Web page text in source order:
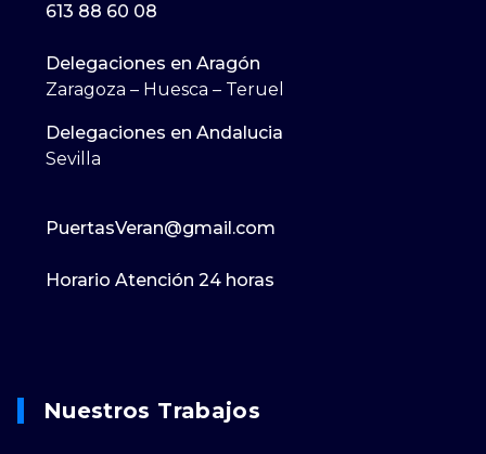
613 88 60 08
Delegaciones en Aragón
Zaragoza – Huesca – Teruel
Delegaciones en Andalucia
Sevilla
PuertasVeran@gmail.com
Horario Atención 24 horas
Nuestros Trabajos